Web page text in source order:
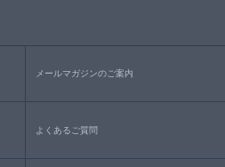
メールマガジンのご案内
よくあるご質問